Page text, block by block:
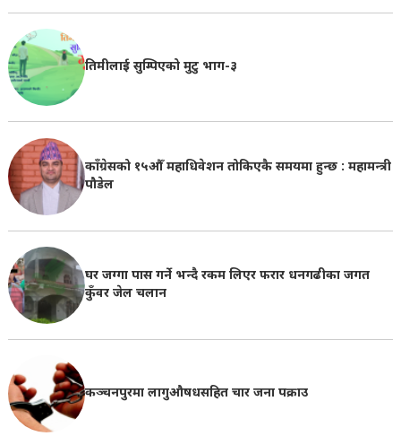
तिमीलाई सुम्पिएको मुटु भाग-३
काँग्रेसको १५औँ महाधिवेशन तोकिएकै समयमा हुन्छ : महामन्त्री
पौडेल
घर जग्गा पास गर्ने भन्दै रकम लिएर फरार धनगढीका जगत
कुँवर जेल चलान
कञ्चनपुरमा लागुऔषधसहित चार जना पक्राउ